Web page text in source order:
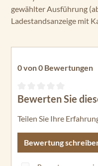
gewählter Ausführung
Ladestandsanzeige mit
0 von 0 Bewertungen
Durchschnittliche
Bewerten Sie
Teilen Sie Ihre
Bewertung